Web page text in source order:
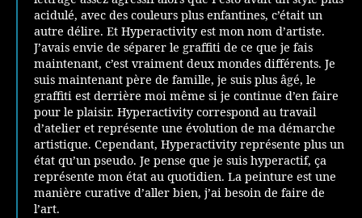
acidulé, avec des couleurs plus enfantines, c’était un
autre délire. Et Hyperactivity est mon nom d’artiste.
J’avais envie de séparer le graffiti de ce que je fais
maintenant, c’est vraiment deux mondes différents. Je
suis maintenant père de famille, je suis plus âgé, le
graffiti est derrière moi même si je continue d’en faire
pour le plaisir. Hyperactivity correspond au travail
d’atelier et représente une évolution de ma démarche
artistique. Cependant, Hyperactivity représente plus un
état qu’un pseudo. Je pense que je suis hyperactif, ça
représente mon état au quotidien. La peinture est une
manière curative d’aller bien, j’ai besoin de faire de
l’art.